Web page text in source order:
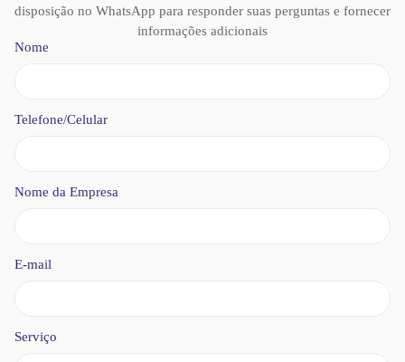
disposição no WhatsApp para responder suas perguntas e fornecer
informações adicionais
Nome
Telefone/Celular
Nome da Empresa
E-mail
Serviço